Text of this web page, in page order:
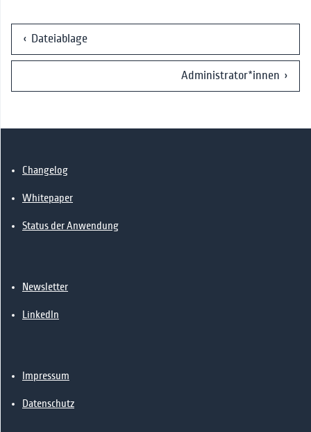
‹ Dateiablage
Administrator*innen ›
Changelog
Whitepaper
Status der Anwendung
Newsletter
LinkedIn
Impressum
Datenschutz